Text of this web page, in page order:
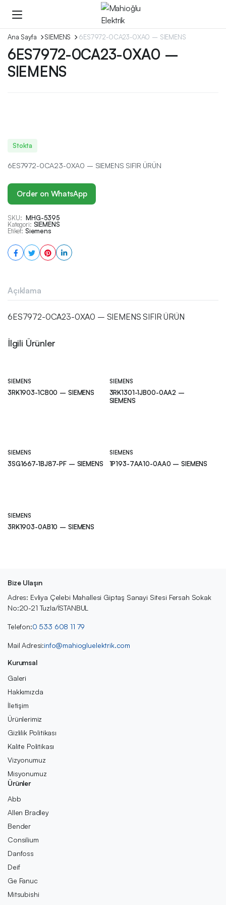
Ana Sayfa SIEMENS 6ES7972-0CA23-0XA0 – SIEMENS
6ES7972-0CA23-0XA0 –
SIEMENS
Stokta
6ES7972-0CA23-0XA0 – SIEMENS SIFIR ÜRÜN
Order on WhatsApp
SKU: MHG-5395
Kategori: SIEMENS
Etiket: Siemens
Açıklama
6ES7972-0CA23-0XA0 – SIEMENS SIFIR ÜRÜN
İlgili Ürünler
SIEMENS
3RK1903-1CB00 – SIEMENS
SIEMENS
3RK1301-1JB00-0AA2 –
SIEMENS
SIEMENS
3SG1667-1BJ87-PF – SIEMENS
SIEMENS
1P193-7AA10-0AA0 – SIEMENS
SIEMENS
3RK1903-0AB10 – SIEMENS
Bize Ulaşın
Adres: Evliya Çelebi Mahallesi Giptaş Sanayi Sitesi Fersah Sokak
No:20-21 Tuzla/İSTANBUL
Telefon:0 533 608 11 79
Mail Adresi:info@mahiogluelektrik.com
Kurumsal
Galeri
Hakkımızda
İletişim
Ürünlerimiz
Gizlilik Politikası
Kalite Politikası
Vizyonumuz
Misyonumuz
Ürünler
Abb
Allen Bradley
Bender
Consilium
Danfoss
Deif
Ge Fanuc
Mitsubishi